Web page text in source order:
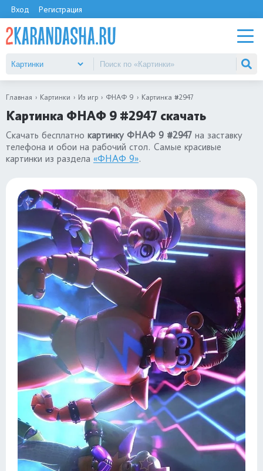
Вход Регистрация
Главная Картинки Из игр ФНАФ 9 Картинка #2947
Картинка ФНАФ 9 #2947 скачать
Скачать бесплатно картинку ФНАФ 9 #2947 на заставку
телефона и обои на рабочий стол. Самые красивые
картинки из раздела «ФНАФ 9».